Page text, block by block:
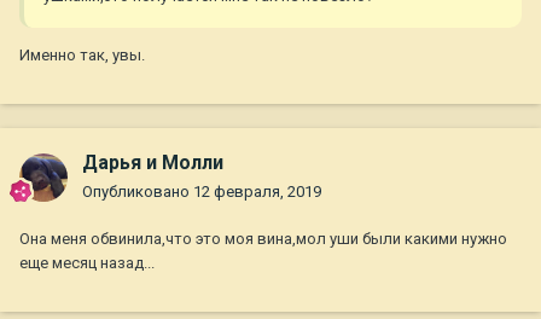
Именно так, увы.
Дарья и Молли
Опубликовано 12 февраля, 2019
Она меня обвинила,что это моя вина,мол уши были какими нужно
еще месяц назад...